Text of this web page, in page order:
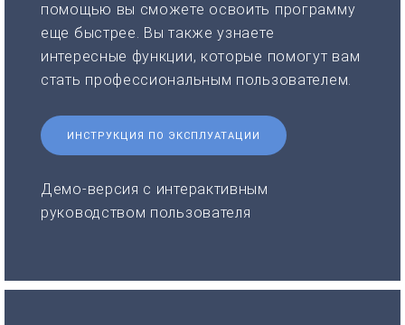
помощью вы сможете освоить программу
еще быстрее. Вы также узнаете
интересные функции, которые помогут вам
стать профессиональным пользователем.
ИНСТРУКЦИЯ ПО ЭКСПЛУАТАЦИИ
Демо-версия с интерактивным
руководством пользователя